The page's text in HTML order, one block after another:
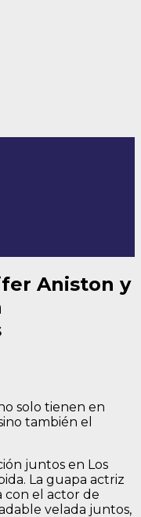
Aniston y
solo tienen en
también el
juntos en Los
La guapa actriz
con el actor de
velada juntos,